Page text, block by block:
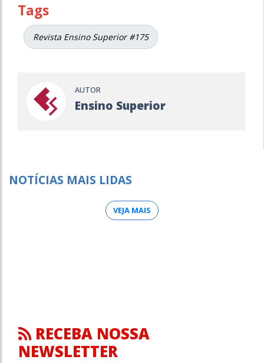
Tags
Revista Ensino Superior #175
AUTOR
Ensino Superior
NOTÍCIAS MAIS LIDAS
VEJA MAIS
RECEBA NOSSA
NEWSLETTER